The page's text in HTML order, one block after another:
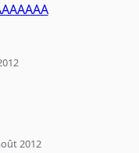
2012